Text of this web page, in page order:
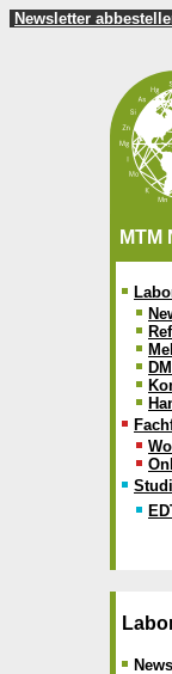
Newsletter
MTM